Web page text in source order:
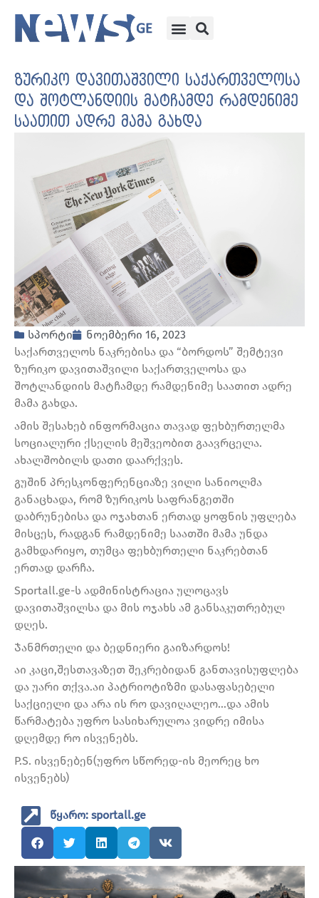
ზურიკო დავითაშვილი საქართველოსა
და შოტლანდიის მატჩამდე რამდენიმე
საათით ადრე მამა გახდა
სპორტი
ნოემბერი 16, 2023
საქართველოს ნაკრებისა და “ბორდოს” შემტევი
ზურიკო დავითაშვილი საქართველოსა და
შოტლანდიის მატჩამდე რამდენიმე საათით ადრე
მამა გახდა.
ამის შესახებ ინფორმაცია თავად ფეხბურთელმა
სოციალური ქსელის მეშვეობით გაავრცელა.
ახალშობილს დათი დაარქვეს.
გუშინ პრესკონფერენციაზე ვილი სანიოლმა
განაცხადა, რომ ზურიკოს საფრანგეთში
დაბრუნებისა და ოჯახთან ერთად ყოფნის უფლება
მისცეს, რადგან რამდენიმე საათში მამა უნდა
გამხდარიყო, თუმცა ფეხბურთელი ნაკრებთან
ერთად დარჩა.
Sportall.ge-ს ადმინისტრაცია ულოცავს
დავითაშვილსა და მის ოჯახს ამ განსაკუთრებულ
დღეს.
Ჯანმრთელი და ბედნიერი გაიზარდოს!
აი კაცი,შესთავაზეთ შეკრებიდან განთავისუფლება
და უარი თქვა.აი პატრიოტიზმი დასაფასებელი
საქციელი და არა ის რო დავიღალეო…და ამის
წარმატება უფრო სასიხარულოა ვიდრე იმისა
დღემდე რო ისვენებს.
P.S. ისვენებენ(უფრო სწორედ-ის მეორეც ხო
ისვენებს)
წყარო: sportall.ge